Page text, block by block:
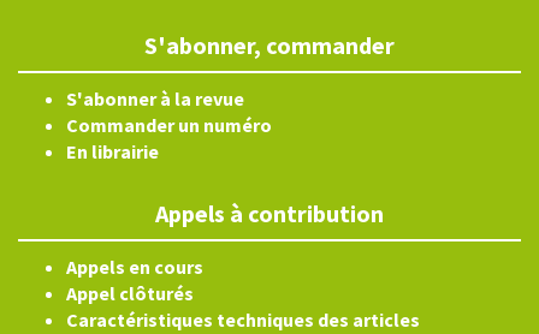
S'abonner, commander
S'abonner à la revue
Commander un numéro
En librairie
Appels à contribution
Appels en cours
Appel clôturés
Caractéristiques techniques des articles